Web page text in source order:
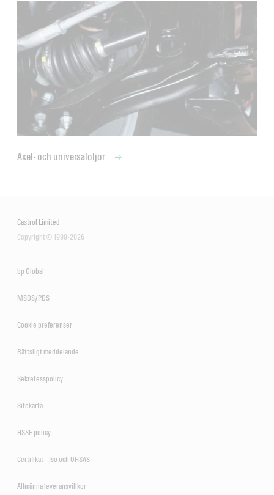
Axel- och universaloljor
Castrol Limited
Copyright © 1999-2026
bp Global
MSDS/PDS
Cookie preferenser
Rättsligt meddelande
Sekretesspolicy
Sitekarta
HSSE policy
Certifikat – Iso och OHSAS
Allmänna leveransvillkor